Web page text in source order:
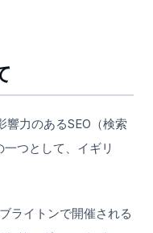
響力のあるSEO（検索
つとして、イギリ
ライトンで開催される